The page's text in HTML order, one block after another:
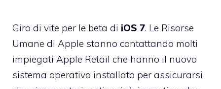
Giro di vite per le beta di iOS 7. Le Risorse
Umane di Apple stanno contattando molti
impiegati Apple Retail che hanno il nuovo
sistema operativo installato per assicurarsi